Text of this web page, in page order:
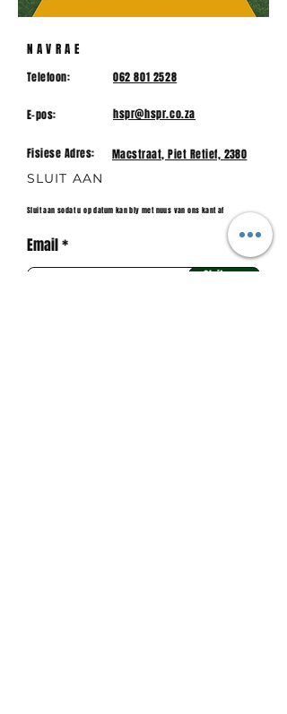
Telefoon: 062 801 2528
E-pos: hspr@hspr.co.za
Fisiese Adres:
Macstraat, Piet Retief, 2380
SLUIT AAN
Sluit aan sodat u op datum kan bly met nuus van ons kant af
Email
Sluit aan.
NAVRAE